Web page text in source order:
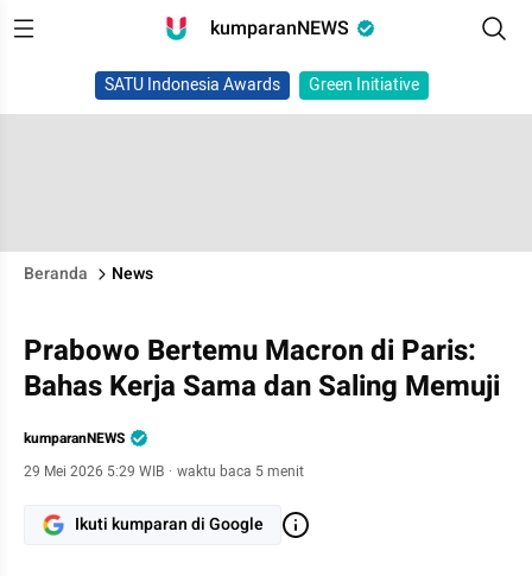
kumparanNEWS
SATU Indonesia Awards Green Initiative
Beranda News
Prabowo Bertemu Macron di Paris:
Bahas Kerja Sama dan Saling Memuji
kumparanNEWS
29 Mei 2026 5:29 WIB · waktu baca 5 menit
Ikuti kumparan di Google